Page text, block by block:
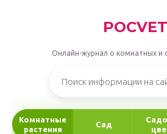
Онлайн-журнал о комнатных и
Комнатные
растения
Сад